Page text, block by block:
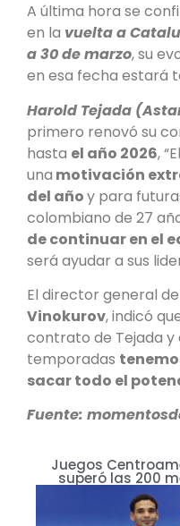
A última hora se
en la vuelta a
a 30 de marzo, su
en esa fecha estará
Harold Tejada
primero renovó su
hasta el año 2026,
una motivación
del añoy para
colombiano de 27
de continuar en el
será ayudar a sus
El director general
Vinokurov, indicó
contrato de Tejada y
temporadas
sacar todo el
Fuente:
Juegos
superó las 200